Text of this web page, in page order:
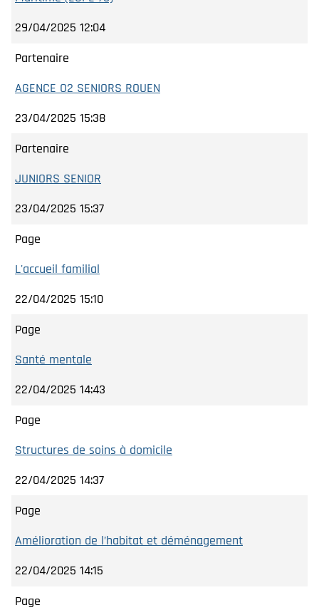
29/04/2025 12:04
Partenaire
AGENCE O2 SENIORS ROUEN
23/04/2025 15:38
Partenaire
JUNIORS SENIOR
23/04/2025 15:37
Page
L'accueil familial
22/04/2025 15:10
Page
Santé mentale
22/04/2025 14:43
Page
Structures de soins à domicile
22/04/2025 14:37
Page
Amélioration de l’habitat et déménagement
22/04/2025 14:15
Page